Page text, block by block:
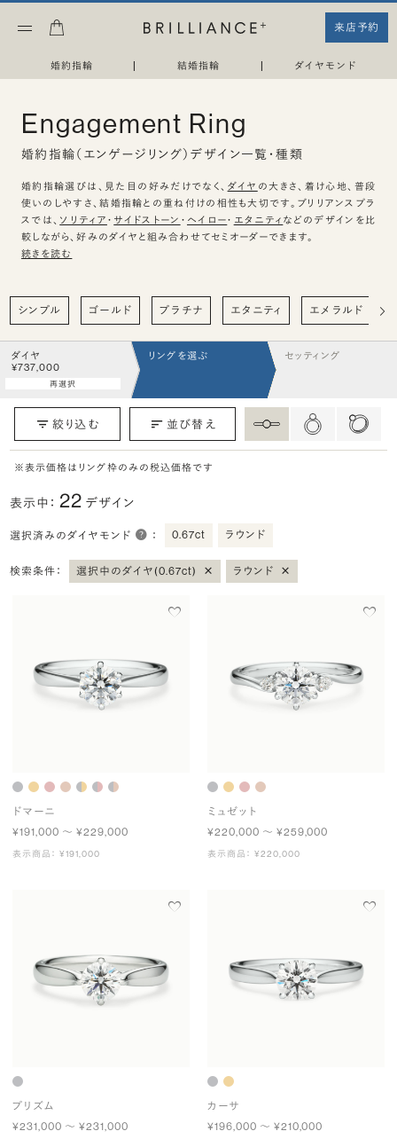
来店予約
婚約指輪 | 結婚指輪 | ダイヤモンド
Engagement Ring
婚約指輪（エンゲージリング）デザイン一覧・種類
婚約指輪選びは、見た目の好みだけでなく、 ダイヤ の大きさ、着け心地、普段
使いのしやすさ、結婚指輪との重ね付けの相性も大切です。ブリリアンスプラ
スでは、 ソリティア ・ サイドストーン ・ ヘイロー・ エタニティ などのデザインを比
較しながら、好みのダイヤと組み合わせてセミオーダーできます。
続きを読む
シンプル ゴールド プラチナ エタニティ エメラルド
ダイヤ
¥737,000
再選択
リングを選ぶ セッティング
絞り込む 並び替え
※表示価格はリング枠のみの税込価格です
表示中：22 デザイン
選択済みのダイヤモンド ： 0.67ct ラウンド
検索条件： 選択中のダイヤ(0.67ct) × ラウンド ×
ドマーニ
¥191,000 〜 ¥229,000
表示商品： ¥191,000
ミュゼット
¥220,000 〜 ¥259,000
表示商品： ¥220,000
プリズム
¥231,000 〜 ¥231,000
カーサ
¥196,000 〜 ¥210,000